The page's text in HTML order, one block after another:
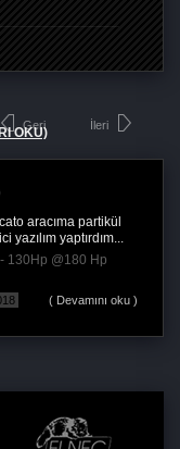
OKU)
Geri
Araç alt
vites
İleri